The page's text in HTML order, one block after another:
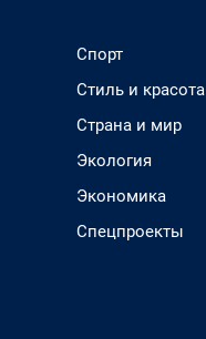
Спорт
Стиль и красота
Страна и мир
Экология
Экономика
Спецпроекты